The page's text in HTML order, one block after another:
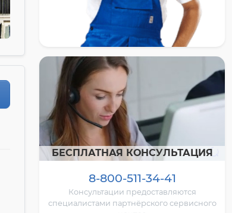
БЕСПЛАТНАЯ КОНСУЛЬТАЦИЯ
8-800-511-34-41
Консультации предоставляются
специалистами партнёрского сервисного